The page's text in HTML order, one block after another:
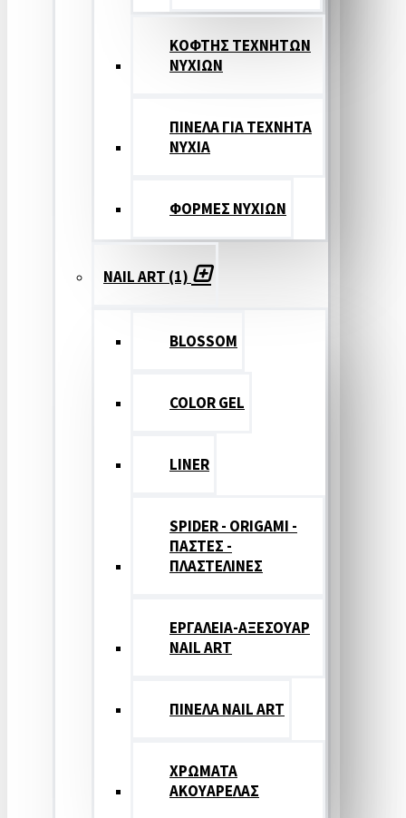
ΚΟΦΤΗΣ ΤΕΧΝΗΤΩΝ
ΝΥΧΙΩΝ
ΠΙΝΕΛΑ ΓΙΑ ΤΕΧΝΗΤΑ
ΝΥΧΙΑ
ΦΟΡΜΕΣ ΝΥΧΙΩΝ
NAIL ART (1)
BLOSSOM
COLOR GEL
LINER
SPIDER - ORIGAMI -
ΠΑΣΤΕΣ -
ΠΛΑΣΤΕΛΙΝΕΣ
ΕΡΓΑΛΕΙΑ-ΑΞΕΣΟΥΑΡ
NAIL ART
ΠΙΝΕΛΑ NAIL ART
ΧΡΩΜΑΤΑ
ΑΚΟΥΑΡΕΛΑΣ